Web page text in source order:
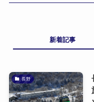
新着記事
長野